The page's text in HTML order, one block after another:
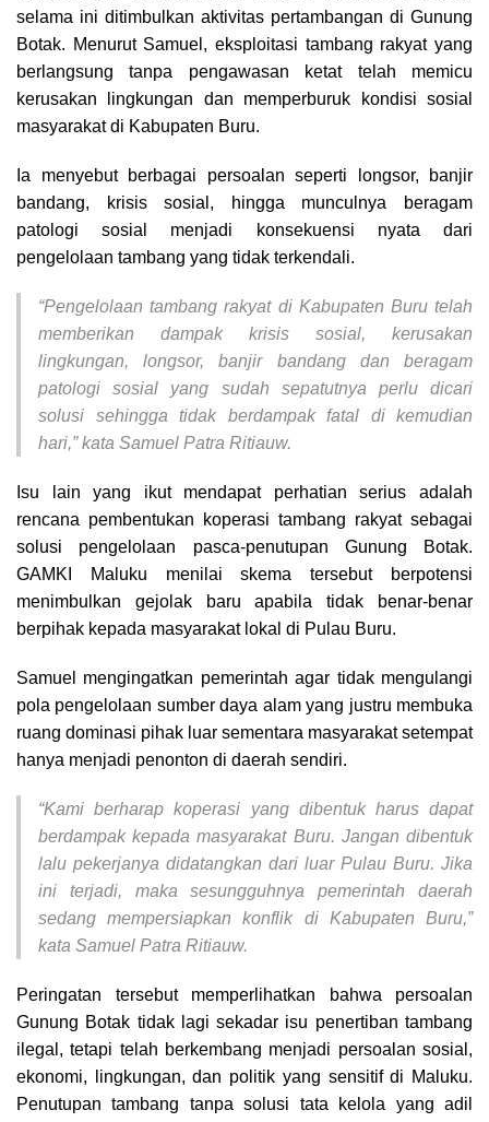
selama ini ditimbulkan aktivitas pertambangan di Gunung
Botak. Menurut Samuel, eksploitasi tambang rakyat yang
berlangsung tanpa pengawasan ketat telah memicu
kerusakan lingkungan dan memperburuk kondisi sosial
masyarakat di Kabupaten Buru.
Ia menyebut berbagai persoalan seperti longsor, banjir
bandang, krisis sosial, hingga munculnya beragam
patologi sosial menjadi konsekuensi nyata dari
pengelolaan tambang yang tidak terkendali.
“Pengelolaan tambang rakyat di Kabupaten Buru telah
memberikan dampak krisis sosial, kerusakan
lingkungan, longsor, banjir bandang dan beragam
patologi sosial yang sudah sepatutnya perlu dicari
solusi sehingga tidak berdampak fatal di kemudian
hari,” kata Samuel Patra Ritiauw.
Isu lain yang ikut mendapat perhatian serius adalah
rencana pembentukan koperasi tambang rakyat sebagai
solusi pengelolaan pasca-penutupan Gunung Botak.
GAMKI Maluku menilai skema tersebut berpotensi
menimbulkan gejolak baru apabila tidak benar-benar
berpihak kepada masyarakat lokal di Pulau Buru.
Samuel mengingatkan pemerintah agar tidak mengulangi
pola pengelolaan sumber daya alam yang justru membuka
ruang dominasi pihak luar sementara masyarakat setempat
hanya menjadi penonton di daerah sendiri.
“Kami berharap koperasi yang dibentuk harus dapat
berdampak kepada masyarakat Buru. Jangan dibentuk
lalu pekerjanya didatangkan dari luar Pulau Buru. Jika
ini terjadi, maka sesungguhnya pemerintah daerah
sedang mempersiapkan konflik di Kabupaten Buru,”
kata Samuel Patra Ritiauw.
Peringatan tersebut memperlihatkan bahwa persoalan
Gunung Botak tidak lagi sekadar isu penertiban tambang
ilegal, tetapi telah berkembang menjadi persoalan sosial,
ekonomi, lingkungan, dan politik yang sensitif di Maluku.
Penutupan tambang tanpa solusi tata kelola yang adil